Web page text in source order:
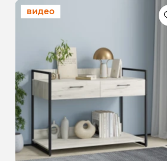
видео